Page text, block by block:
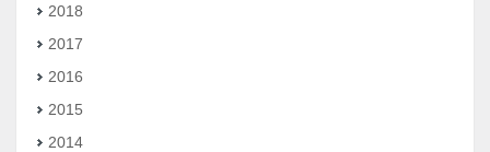
2018
2017
2016
2015
2014